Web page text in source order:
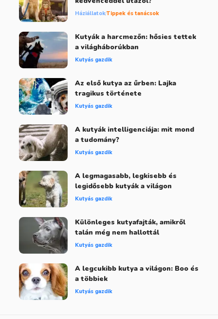
HáziállatokTippek és tanácsok
Kutyák a harcmezőn: hősies tettek
a világháborúkban
Kutyás gazdik
Az első kutya az űrben: Lajka
tragikus története
Kutyás gazdik
A kutyák intelligenciája: mit mond
a tudomány?
Kutyás gazdik
A legmagasabb, legkisebb és
legidősebb kutyák a világon
Kutyás gazdik
Különleges kutyafajták, amikről
talán még nem hallottál
Kutyás gazdik
A legcukibb kutya a világon: Boo és
a többiek
Kutyás gazdik